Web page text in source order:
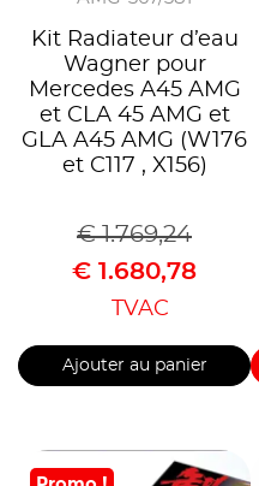
Kit Radiateur d’eau
Wagner pour
Mercedes A45 AMG
et CLA 45 AMG et
GLA A45 AMG (W176
et C117 , X156)
€1.769,24
€ 1.680,78
TVAC
Ajouter au panier